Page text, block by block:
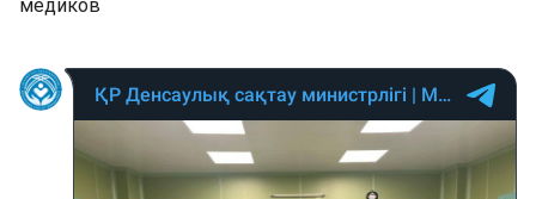
медиков